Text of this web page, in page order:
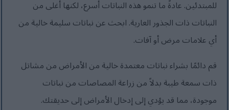
للمبتدئين. عادةً ما تنمو هذه النباتات أسرع، لكنها أغلى من
النباتات ذات الجذور العارية. ابحث عن نباتات سليمة خالية من
أي علامات مرض أو آفات.
قم دائمًا بشراء نباتات معتمدة خالية من الأمراض من مشاتل
ذات سمعة طيبة بدلاً من زراعة المصاصات من نباتات
موجودة، مما قد يؤدي إلى إدخال الأمراض إلى حديقتك.